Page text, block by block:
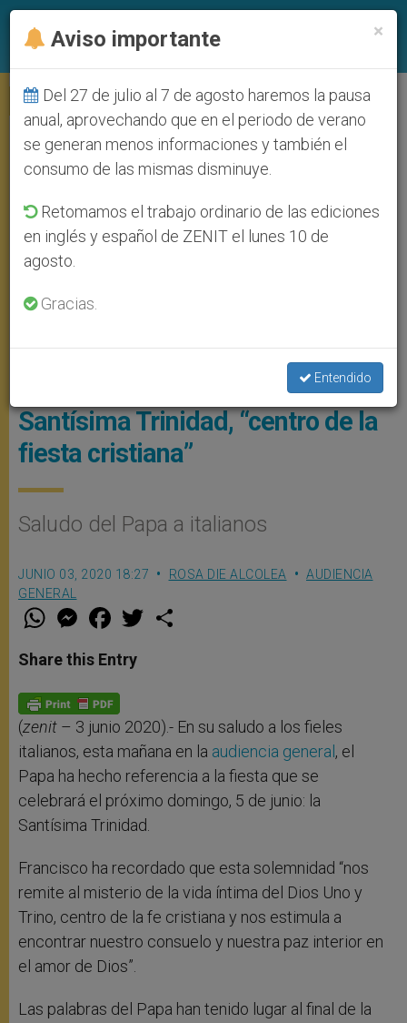
AUDIENCIA GENERAL
Audiencia General, 3 Junio 2020 (C) Vatican Media
Audiencia general: Fiesta de la
Santísima Trinidad, “centro de la
fiesta cristiana”
Saludo del Papa a italianos
JUNIO 03, 2020 18:27 ROSA DIE ALCOLEA
AUDIENCIA
GENERAL
W
t
s
p
p
M
e
s
e
g
e
r
F
a
e
b
o
k
w
Share this Entry
(zenit – 3 junio 2020).- En su saludo a los fieles
italianos, esta mañana en la audiencia general , el
Papa ha hecho referencia a la fiesta que se
celebrará el próximo domingo, 5 de junio: la
Santísima Trinidad.
Francisco ha recordado que esta solemnidad “nos
remite al misterio de la vida íntima del Dios Uno y
Trino, centro de la fe cristiana y nos estimula a
encontrar nuestro consuelo y nuestra paz interior en
el amor de Dios”.
Las palabras del Papa han tenido lugar al final de la
×
Aviso importante
Del 27 de julio al 7 de agosto haremos la pausa
anual, aprovechando que en el periodo de verano
se generan menos informaciones y también el
consumo de las mismas disminuye.
Retomamos el trabajo ordinario de las ediciones
en inglés y español de ZENIT el lunes 10 de
agosto.
Gracias.
Entendido